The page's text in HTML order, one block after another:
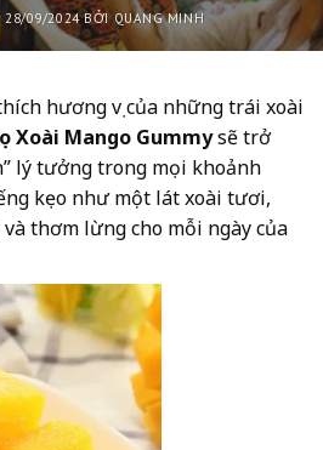
28/09/2024 BỞI QUANG MINH
hương vị của những trái xoài
Xoài Mango Gummysẽ trở
lý tưởng trong mọi khoảnh
kẹo như một lát xoài tươi,
thơm lừng cho mỗi ngày của